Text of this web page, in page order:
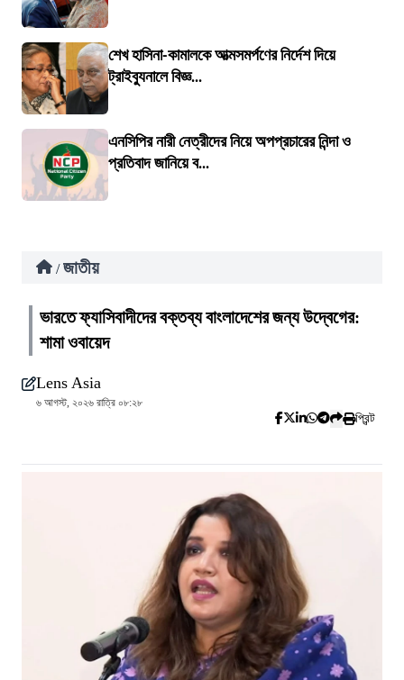
শেখ হাসিনা-কামালকে আত্মসমর্পণের নির্দেশ দিয়ে
ট্রাইব্যুনালে বিজ্ঞ...
এনসিপির নারী নেত্রীদের নিয়ে অপপ্রচারের নিন্দা ও
প্রতিবাদ জানিয়ে ব...
/ জাতীয়
ভারতে ফ্যাসিবাদীদের বক্তব্য বাংলাদেশের জন্য উদ্বেগের:
শামা ওবায়েদ
Lens Asia
৬ আগস্ট, ২০২৬ রাত্রি ০৮:২৮
প্রিন্ট